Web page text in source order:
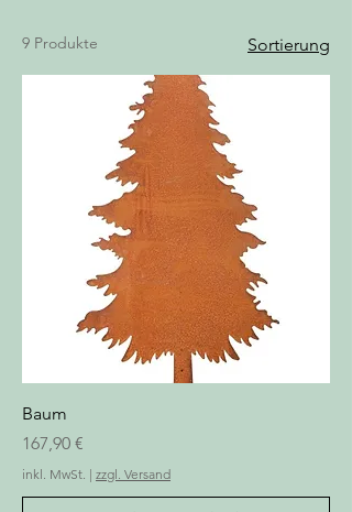
9 Produkte Sortierung
Baum
Preis
167,90 €
inkl. MwSt. | zzgl. Versand